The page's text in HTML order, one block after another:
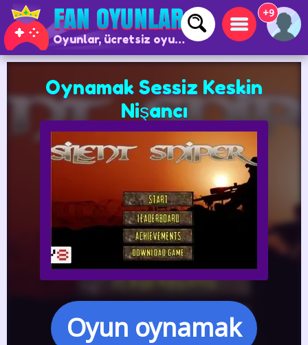
Oyunlar, ücretsiz oyunlar ve çevrimiçi oyunlar
+9
Oynamak Sessiz Keskin
Nişancı
Oyun oynamak